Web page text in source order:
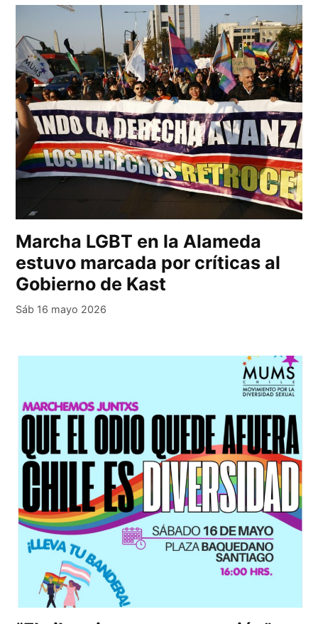
Marcha LGBT en la Alameda
estuvo marcada por críticas al
Gobierno de Kast
Sáb 16 mayo 2026